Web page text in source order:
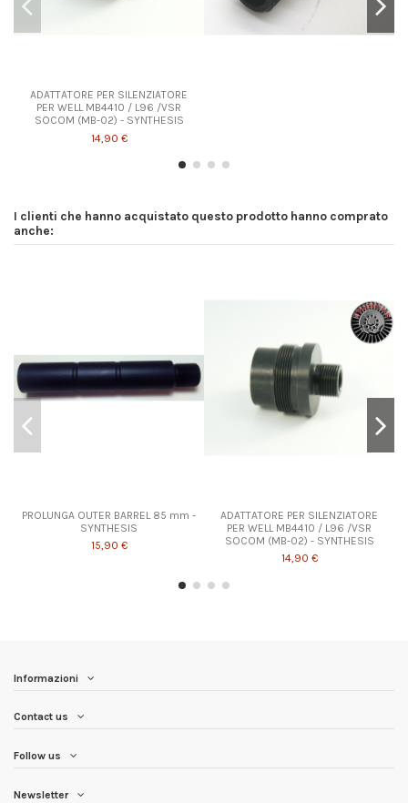
ADATTATORE PER SILENZIATORE
PER WELL MB4410 / L96 /VSR
SOCOM (MB-02) - SYNTHESIS
14,90 €
I clienti che hanno acquistato questo prodotto hanno comprato
anche:
PROLUNGA OUTER BARREL 85 mm -
SYNTHESIS
15,90 €
ADATTATORE PER SILENZIATORE
PER WELL MB4410 / L96 /VSR
SOCOM (MB-02) - SYNTHESIS
14,90 €
Informazioni
Contact us
Follow us
Newsletter